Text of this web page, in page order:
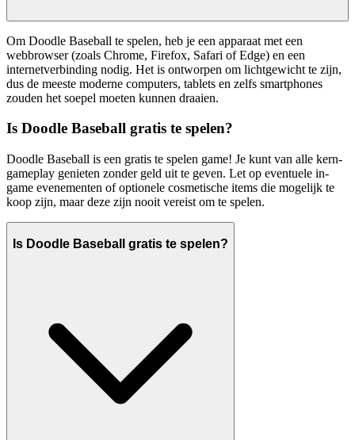
Om Doodle Baseball te spelen, heb je een apparaat met een
webbrowser (zoals Chrome, Firefox, Safari of Edge) en een
internetverbinding nodig. Het is ontworpen om lichtgewicht te zijn,
dus de meeste moderne computers, tablets en zelfs smartphones
zouden het soepel moeten kunnen draaien.
Is Doodle Baseball gratis te spelen?
Doodle Baseball is een gratis te spelen game! Je kunt van alle kern-
gameplay genieten zonder geld uit te geven. Let op eventuele in-
game evenementen of optionele cosmetische items die mogelijk te
koop zijn, maar deze zijn nooit vereist om te spelen.
Is Doodle Baseball gratis te spelen?